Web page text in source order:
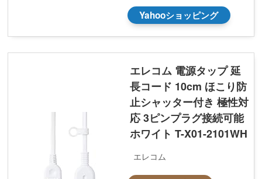
Yahooショッピング
エレコム 電源タップ 延
長コード 10cm ほこり防
止シャッター付き 極性対
応 3ピンプラグ接続可能
ホワイト T-X01-2101WH
エレコム